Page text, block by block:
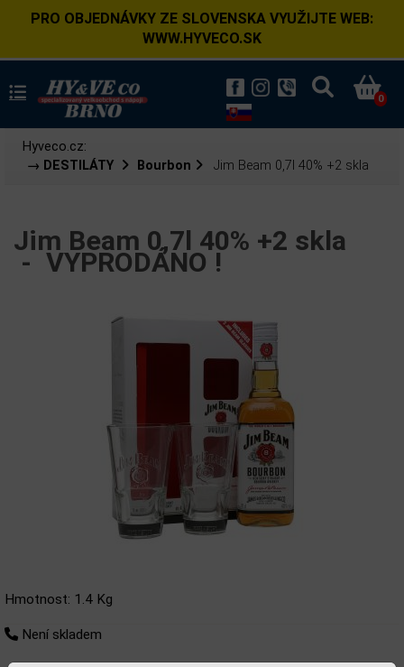
PRO OBJEDNÁVKY ZE SLOVENSKA VYUŽIJTE WEB:
WWW.HYVECO.SK
0
Hyveco.cz:
→ DESTILÁTY
Bourbon Jim Beam 0,7l 40% +2 skla
Jim Beam 0,7l 40% +2 skla
- VYPRODÁNO !
Hmotnost: 1.4 Kg
Není skladem